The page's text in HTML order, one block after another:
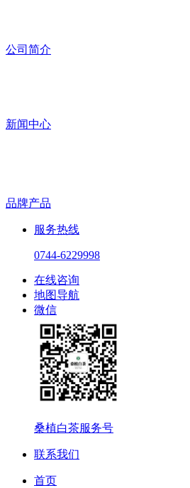
公司简介
新闻中心
品牌产品
服务热线
0744-6229998
在线咨询
地图导航
微信
桑植白茶服务号
联系我们
首页